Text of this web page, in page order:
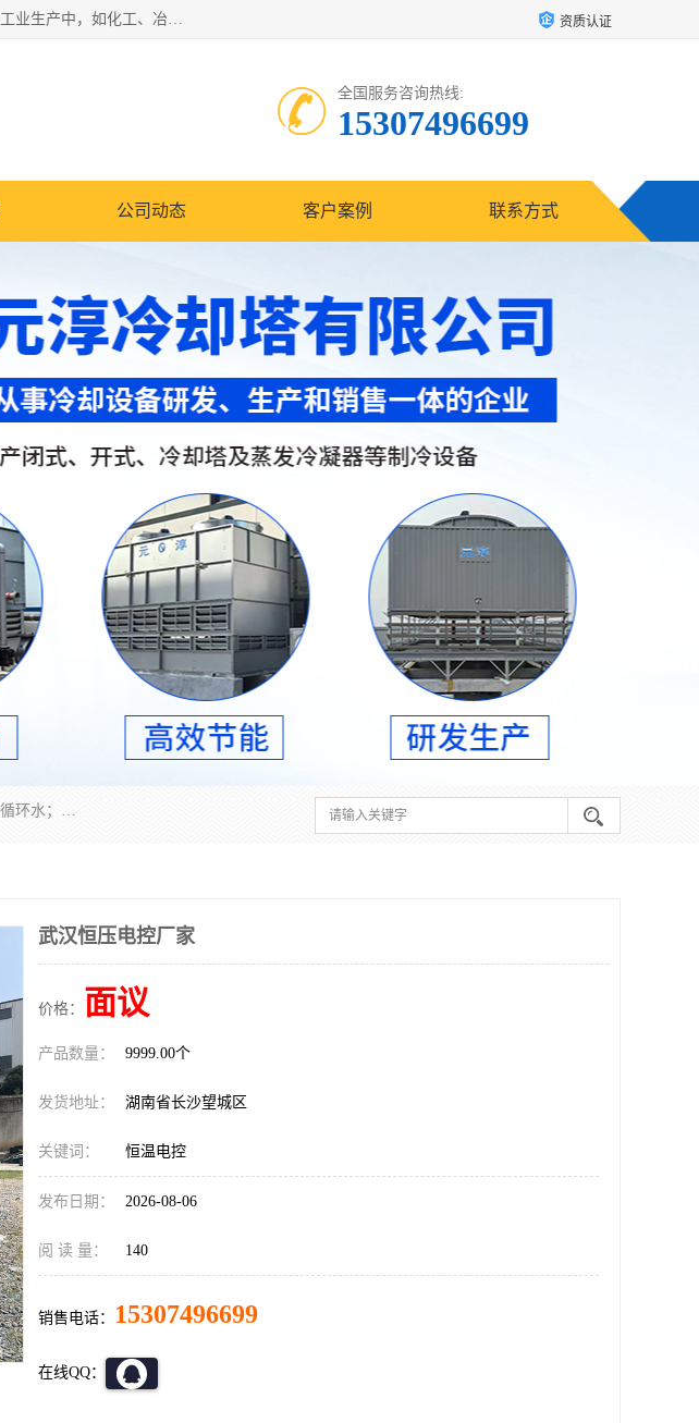
冷却塔广泛应用于工业、电力行业、空调系统等领域。在电力行业中，用于冷却发电机组的循环水；在工业生产中，如化工、冶金等行业，可降低生产过程中产生的热量；在空调系统中，为空调设备提供冷却水源 资质认证
全国服务咨询热线:
15307496699
公司动态 客户案例 联系方式
冷却塔广泛应用于工业、电力行业、空调系统等领域。在电力行业中，用于冷却发电机组的循环水；在工业生产中，如化工、冶金等行业，可降低生产过程中产生的热量；在空调系统中，为空调设备提供冷却水源
武汉恒压电控厂家
价格： 面议
产品数量： 9999.00个
发货地址： 湖南省长沙望城区
关键词： 恒温电控
发布日期： 2026-08-06
阅 读 量： 140
销售电话： 15307496699
在线QQ：